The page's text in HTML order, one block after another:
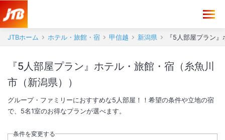
JTBホーム ホテル・旅館・宿 甲信越 新潟県 『5人部屋プラン
『5人部屋プラン』ホテル・旅館・宿（糸魚川
市（新潟県））
グループ・ファミリーにおすすめな5人部屋！！希望の条件や立地の宿
で、5名1室のお得なプランが選べます。
条件を変更する